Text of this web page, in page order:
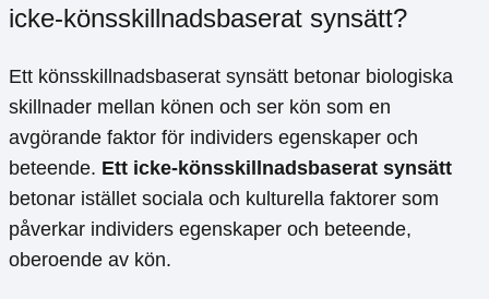
icke-könsskillnadsbaserat synsätt?
Ett könsskillnadsbaserat synsätt betonar biologiska
skillnader mellan könen och ser kön som en
avgörande faktor för individers egenskaper och
beteende. Ett icke-könsskillnadsbaserat synsätt
betonar istället sociala och kulturella faktorer som
påverkar individers egenskaper och beteende,
oberoende av kön.